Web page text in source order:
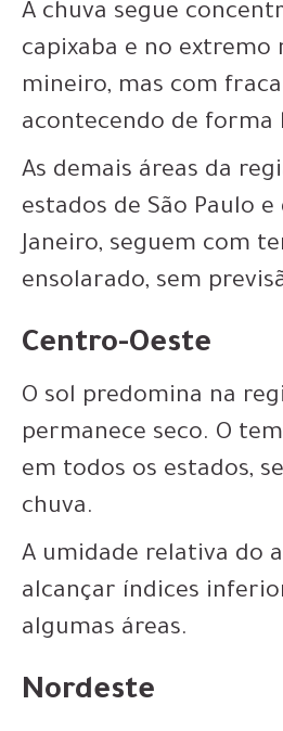
A chuva segue
capixaba e no extremo
mineiro, mas com
acontecendo de forma
As demais áreas da
estados de São Paulo e
Janeiro, seguem com
ensolarado, sem
Centro-Oeste
O sol predomina na
permanece seco. O
em todos os estados,
chuva.
A umidade relativa do
alcançar índices
algumas áreas.
Nordeste